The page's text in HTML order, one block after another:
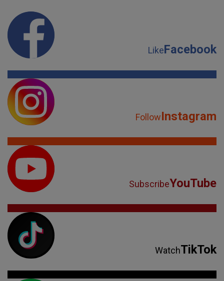
LikeFacebook
FollowInstagram
SubscribeYouTube
WatchTikTok